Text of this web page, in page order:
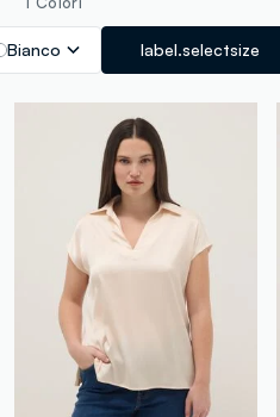
Bianco label.selectsize